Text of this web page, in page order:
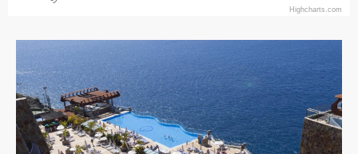
Highcharts.com